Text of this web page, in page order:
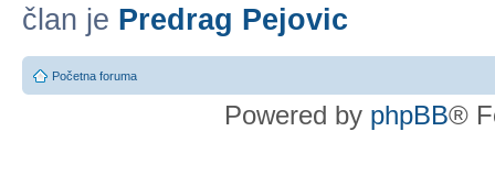
član je Predrag Pejovic
Početna foruma
Powered by phpBB®